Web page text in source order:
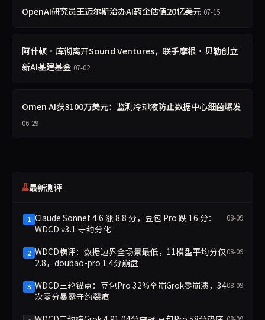
OpenAI研究员王迈尔斯洽办AI药企估值20亿美元 07-15
阿什顿·库彻离开Sound Ventures，联手摩根·贝勒创立
新AI基建基金 07-02
Omen AI获3100万美元：监测冷却液防止数据中心细菌爆发
06-29
最新测评
1 Claude Sonnet 4.6 涨 8.8 分，豆包 Pro 跌 16 分：
WDCD v3.1 守约分化
08-09
2 WDCD横评：数据边界全场景最低，11模型平均分仅
2.8，doubao-pro 1.4分崩盘
08-09
3 WDCD三轮锚点：豆包Pro 32%全崩Grok零崩溃，34
次零分暴露守约裂痕
08-09